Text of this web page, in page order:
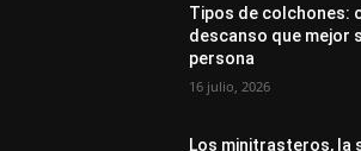
Tipos de colchones:
descanso que mejor
persona
16 julio, 2026
Los minitrasteros, la